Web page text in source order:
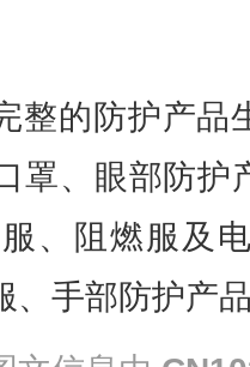
整的防护产品
罩、眼部防护
、阻燃服及
、手部防护产